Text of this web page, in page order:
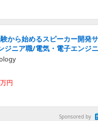
から始めるスピーカー開発
ジニア職/電気・電子エンジ
円
Sponsored by